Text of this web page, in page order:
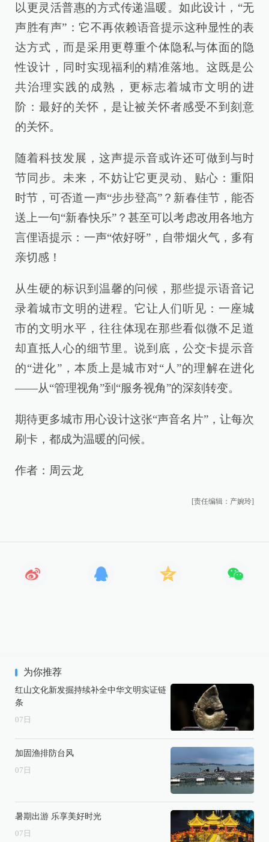
以更灵活普惠的方式传递温暖。如此设计，“无
声胜有声”：它不再依赖语音提示这种显性的表
达方式，而是采用更尊重个体隐私与体面的隐
性设计，同时实现福利的精准落地。这既是公
共治理实践的成熟，更标志着城市文明的进
阶：最好的关怀，是让被关怀者感受不到刻意
的关怀。
随着科技发展，这声提示音或许还可做到与时
节同步。未来，不妨让它更灵动、贴心：重阳
时节，可否道一声“步步登高”？新春佳节，能否
送上一句“新春快乐”？甚至可以考虑改用各地方
言俚语提示：一声“侬好呀”，自带烟火气，多有
亲切感！
从生硬的标识到温馨的问候，那些提示语音记
录着城市文明的进程。它让人们听见：一座城
市的文明水平，往往体现在那些看似微不足道
却直抵人心的细节里。说到底，公交卡提示音
的“进化”，本质上是城市对“人”的理解在进化
——从“管理视角”到“服务视角”的深刻转变。
期待更多城市用心设计这张“声音名片”，让每次
刷卡，都成为温暖的问候。
作者：周云龙
[责任编辑：产婉玲]
为你推荐
红山文化新发掘持续补全中华文明实证链
条
07 日
加固渔排防台风
07 日
暑期出游 乐享美好时光
07 日